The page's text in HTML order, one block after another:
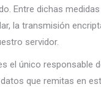
Entre dichas
la transmisión
servidor.
el único responsable
que remitas en